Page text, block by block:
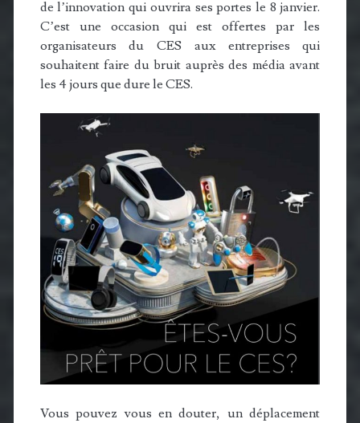
de l’innovation qui ouvrira ses portes le 8 janvier.
C’est une occasion qui est offertes par les
organisateurs du CES aux entreprises qui
souhaitent faire du bruit auprès des média avant
les 4 jours que dure le CES.
Vous pouvez vous en douter, un déplacement